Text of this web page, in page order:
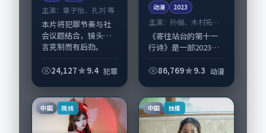
主演： 章子怡、孔刘 等
本片将犯罪节奏与社
会议题结合，镜头语
言克制而有后劲。
线》由陈凯歌掌舵，
凸显日本城市质感，
适合...
24,127 9.4 犯罪
动漫 2023
主演：孙俪、木村拓哉
等
《寄往站台的第十一
行诗》是一部2023年
漫，由是枝裕和执
演员亦参与重要戏
份。故事围绕当代都
市...
86,769 9.3 动漫
中国 院线 中国 独播